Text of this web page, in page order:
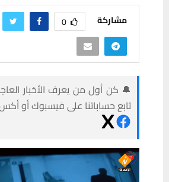
مشاركة 0
🔔 كن أول من يعرف الأخبار
تابع حساباتنا على فيسبوك أو